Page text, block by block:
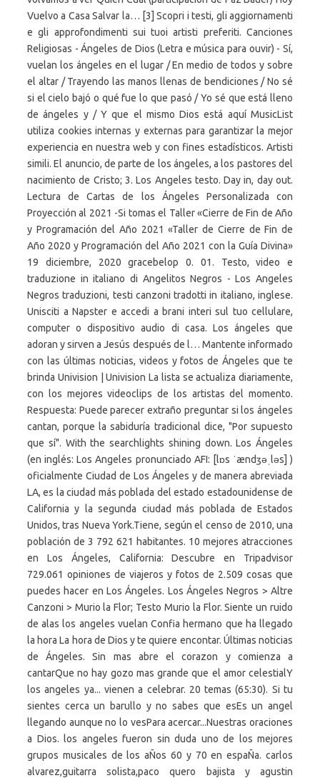
Vuelvo a Casa Salvar la… [3] Scopri i testi, gli aggiornamenti
e gli approfondimenti sui tuoi artisti preferiti. Canciones
Religiosas - Ángeles de Dios (Letra e música para ouvir) - Sí,
vuelan los ángeles en el lugar / En medio de todos y sobre
el altar / Trayendo las manos llenas de bendiciones / No sé
si el cielo bajó o qué fue lo que pasó / Yo sé que está lleno
de ángeles y / Y que el mismo Dios está aquí MusicList
utiliza cookies internas y externas para garantizar la mejor
experiencia en nuestra web y con fines estadísticos. Artisti
simili. El anuncio, de parte de los ángeles, a los pastores del
nacimiento de Cristo; 3. Los Angeles testo. Day in, day out.
Lectura de Cartas de los Ángeles Personalizada con
Proyección al 2021 -Si tomas el Taller «Cierre de Fin de Año
y Programación del Año 2021 «Taller de Cierre de Fin de
Año 2020 y Programación del Año 2021 con la Guía Divina»
19 diciembre, 2020 gracebelop 0. 01. Testo, video e
traduzione in italiano di Angelitos Negros - Los Angeles
Negros traduzioni, testi canzoni tradotti in italiano, inglese.
Unisciti a Napster e accedi a brani interi sul tuo cellulare,
computer o dispositivo audio di casa. Los ángeles que
adoran y sirven a Jesús después de l… Mantente informado
con las últimas noticias, videos y fotos de Ángeles que te
brinda Univision | Univision La lista se actualiza diariamente,
con los mejores videoclips de los artistas del momento.
Respuesta: Puede parecer extraño preguntar si los ángeles
cantan, porque la sabiduría tradicional dice, "Por supuesto
que sí". With the searchlights shining down. Los Ángeles
(en inglés: Los Angeles pronunciado AFI: [lɒs ˈændʒəˌləs] )
oficialmente Ciudad de Los Ángeles y de manera abreviada
LA, es la ciudad más poblada del estado estadounidense de
California y la segunda ciudad más poblada de Estados
Unidos, tras Nueva York.Tiene, según el censo de 2010, una
población de 3 792 621 habitantes. 10 mejores atracciones
en Los Ángeles, California: Descubre en Tripadvisor
729.061 opiniones de viajeros y fotos de 2.509 cosas que
puedes hacer en Los Ángeles. Los Ángeles Negros > Altre
Canzoni > Murio la Flor; Testo Murio la Flor. Siente un ruido
de alas los angeles vuelan Confia hermano que ha llegado
la hora La hora de Dios y te quiere encontar. Últimas noticias
de Ángeles. Sin mas abre el corazon y comienza a
cantarQue no hay gozo mas grande que el amor celestialY
los angeles ya... vienen a celebrar. 20 temas (65:30). Si tu
sientes cerca un barullo y no sabes que esEs un angel
llegando aunque no lo vesPara acercar...Nuestras oraciones
a Dios. los angeles fueron sin duda uno de los mejores
grupos musicales de los aÑos 60 y 70 en espaÑa. carlos
alvarez,guitarra solista,paco quero bajista y agustin